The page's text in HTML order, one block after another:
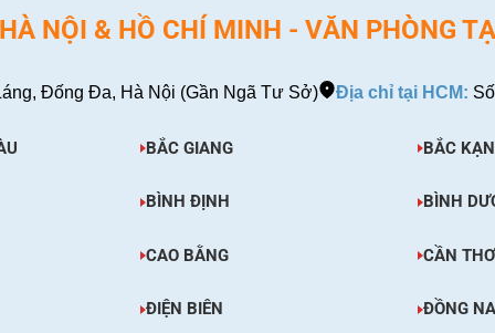
NỘI & HỒ CHÍ MINH - VĂN PHÒNG
Đống Đa, Hà Nội (Gần Ngã Tư Sở) Địa chỉ tại HCM:
BẮC GIANG BẮC KẠN
BÌNH ĐỊNH BÌNH
CAO BẰNG CẦN THƠ
ĐIỆN BIÊN ĐỒNG